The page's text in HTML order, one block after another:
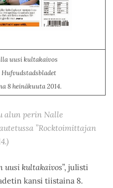
uusi kultakaivos
8 heinäkuuta 2014.
alun perin Nalle
”Rocktoimittajan
uusi kultakaivos”, julisti
kansi tiistaina 8.